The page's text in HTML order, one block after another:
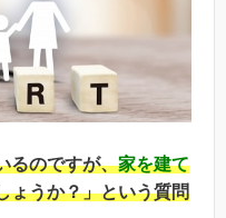
るのですが、家を建て
ょうか？」という質問